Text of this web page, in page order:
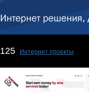
125 Интернет проекты